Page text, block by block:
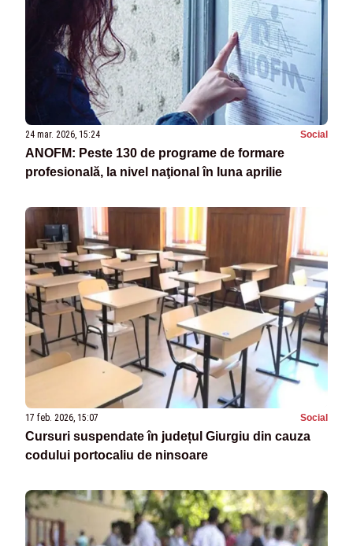
24 mar. 2026, 15:24 Social
ANOFM: Peste 130 de programe de formare
profesională, la nivel naţional în luna aprilie
17 feb. 2026, 15:07 Social
Cursuri suspendate în județul Giurgiu din cauza
codului portocaliu de ninsoare